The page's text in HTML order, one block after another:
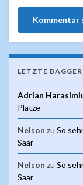
LETZTE
Adrian
Plätze
Nelson zu So
Saar
Nelson zu So
Saar